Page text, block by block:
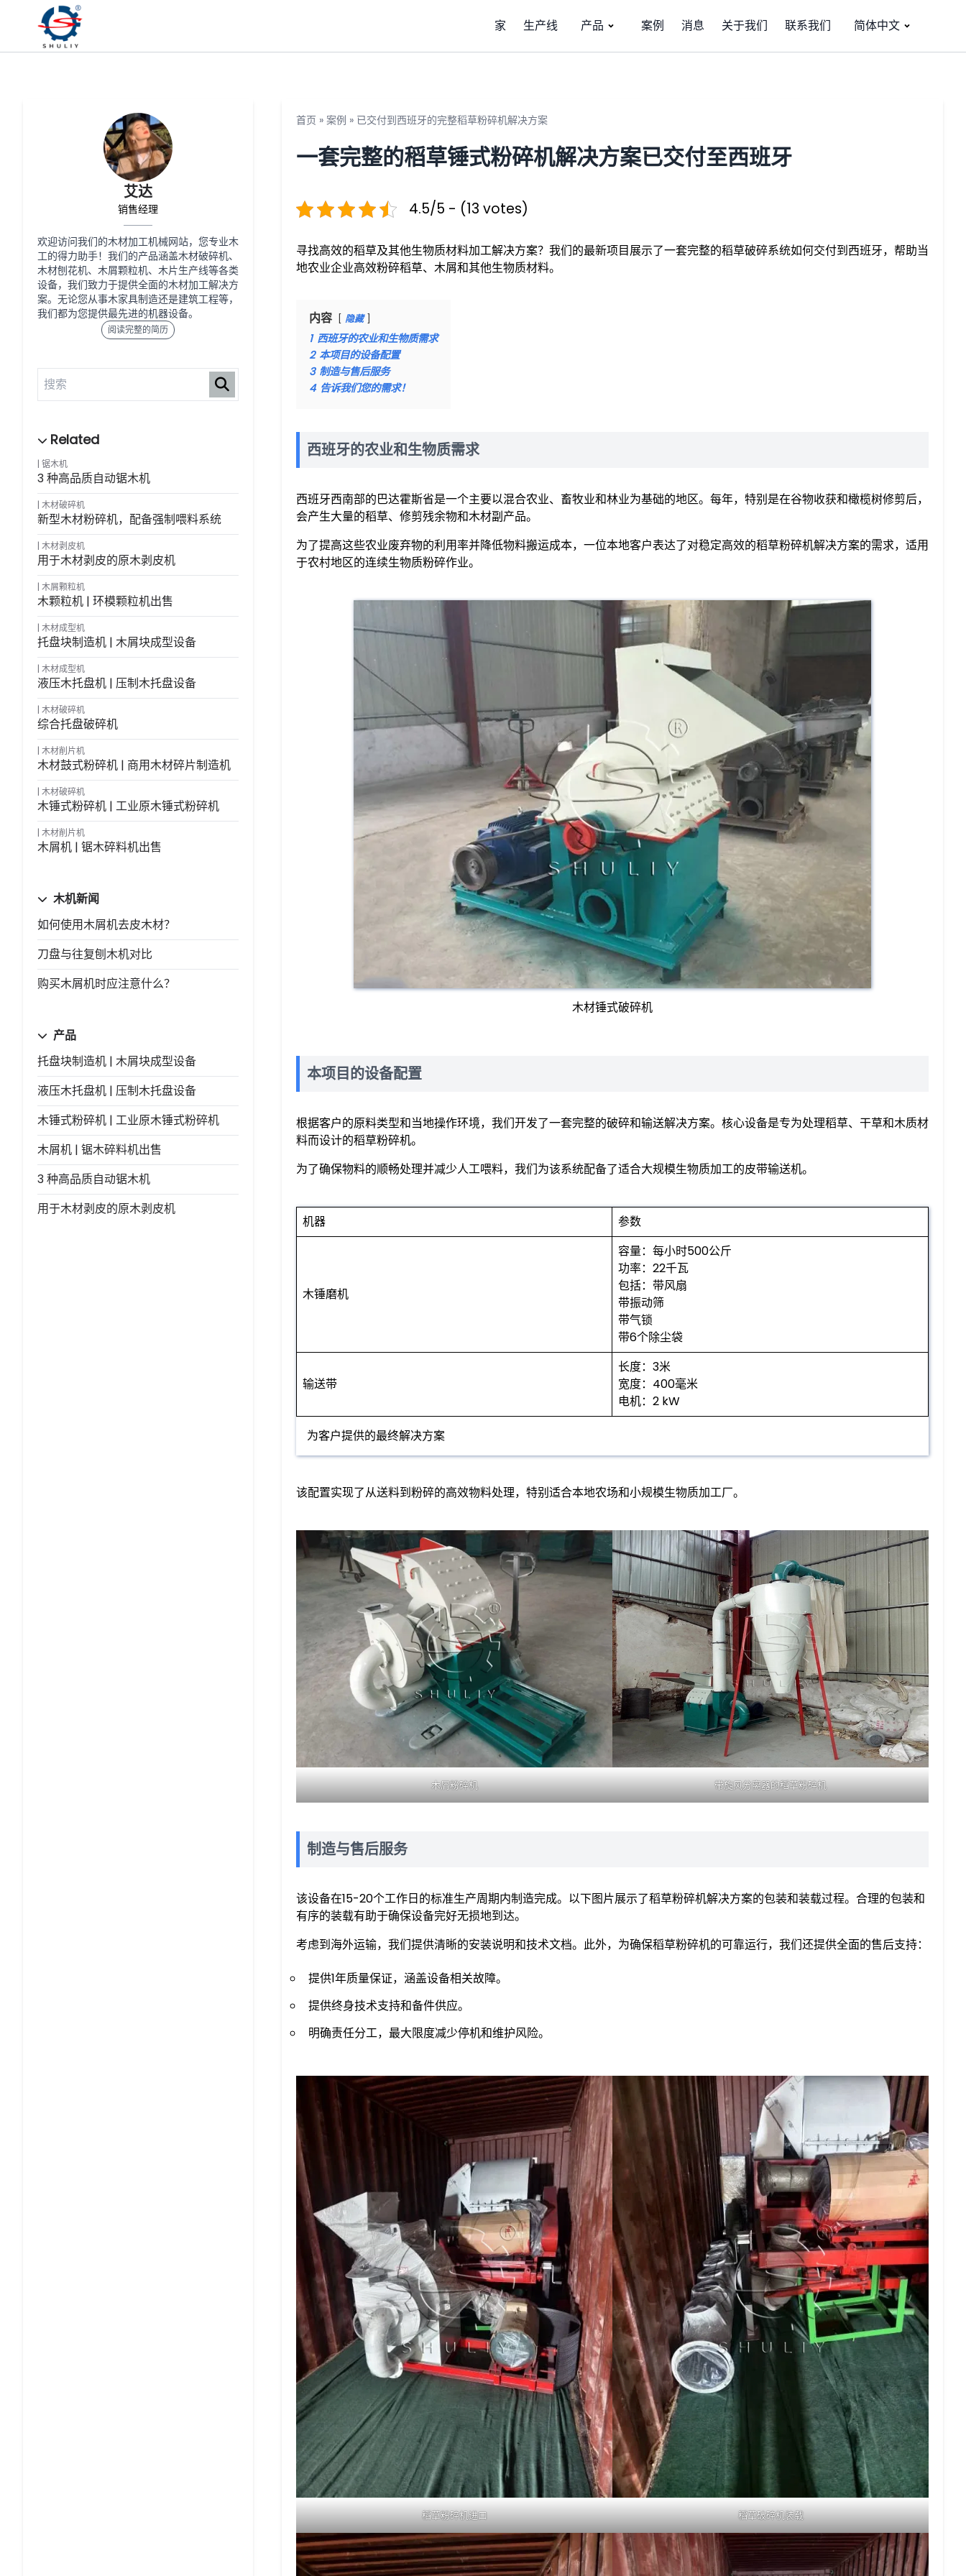
家 生产线 产品 案例 消息 关于我们 联系我们 简体中文
艾达
销售经理
欢迎访问我们的木材加工机械网站，您专业木
工的得力助手！我们的产品涵盖木材破碎机、
木材刨花机、木屑颗粒机、木片生产线等各类
设备，我们致力于提供全面的木材加工解决方
案。无论您从事木家具制造还是建筑工程等，
我们都为您提供最先进的机器设备。
阅读完整的简历
锯木机
3 种高品质自动锯木机
木材破碎机
新型木材粉碎机，配备强制喂料系统
木材剥皮机
用于木材剥皮的原木剥皮机
木屑颗粒机
木颗粒机 | 环模颗粒机出售
木材成型机
托盘块制造机 | 木屑块成型设备
木材成型机
液压木托盘机 | 压制木托盘设备
木材破碎机
综合托盘破碎机
木材削片机
木材鼓式粉碎机 | 商用木材碎片制造机
木材破碎机
木锤式粉碎机 | 工业原木锤式粉碎机
木材削片机
木屑机 | 锯木碎料机出售
木机新闻
如何使用木屑机去皮木材？
刀盘与往复刨木机对比
购买木屑机时应注意什么？
产品
托盘块制造机 | 木屑块成型设备
液压木托盘机 | 压制木托盘设备
木锤式粉碎机 | 工业原木锤式粉碎机
木屑机 | 锯木碎料机出售
3 种高品质自动锯木机
用于木材剥皮的原木剥皮机
首页 » 案例 » 已交付到西班牙的完整稻草粉碎机解决方案
一套完整的稻草锤式粉碎机解决方案已交付至西班牙
4.5/5 - (13 votes)
寻找高效的稻草及其他生物质材料加工解决方案？我们的最新项目展示了一套完整的稻草破碎系统如何交付到西班牙，帮助当
地农业企业高效粉碎稻草、木屑和其他生物质材料。
内容 隐藏
1 西班牙的农业和生物质需求
2 本项目的设备配置
3 制造与售后服务
4 告诉我们您的需求！
西班牙的农业和生物质需求
西班牙西南部的巴达霍斯省是一个主要以混合农业、畜牧业和林业为基础的地区。每年，特别是在谷物收获和橄榄树修剪后，
会产生大量的稻草、修剪残余物和木材副产品。
为了提高这些农业废弃物的利用率并降低物料搬运成本，一位本地客户表达了对稳定高效的稻草粉碎机解决方案的需求，适用
于农村地区的连续生物质粉碎作业。
木材锤式破碎机
本项目的设备配置
根据客户的原料类型和当地操作环境，我们开发了一套完整的破碎和输送解决方案。核心设备是专为处理稻草、干草和木质材
料而设计的稻草粉碎机。
为了确保物料的顺畅处理并减少人工喂料，我们为该系统配备了适合大规模生物质加工的皮带输送机。
机器 参数
木锤磨机
容量：每小时500公斤
功率：22千瓦
包括：带风扇
带振动筛
带气锁
带6个除尘袋
输送带
长度：3米
宽度：400毫米
电机：2 kW
为客户提供的最终解决方案
该配置实现了从送料到粉碎的高效物料处理，特别适合本地农场和小规模生物质加工厂。
木屑粉碎机 带旋风分离器的稻草粉碎机
制造与售后服务
该设备在15-20个工作日的标准生产周期内制造完成。以下图片展示了稻草粉碎机解决方案的包装和装载过程。合理的包装和
有序的装载有助于确保设备完好无损地到达。
考虑到海外运输，我们提供清晰的安装说明和技术文档。此外，为确保稻草粉碎机的可靠运行，我们还提供全面的售后支持：
提供1年质量保证，涵盖设备相关故障。
提供终身技术支持和备件供应。
明确责任分工，最大限度减少停机和维护风险。
稻草粉碎机进口 稻草破碎机装载